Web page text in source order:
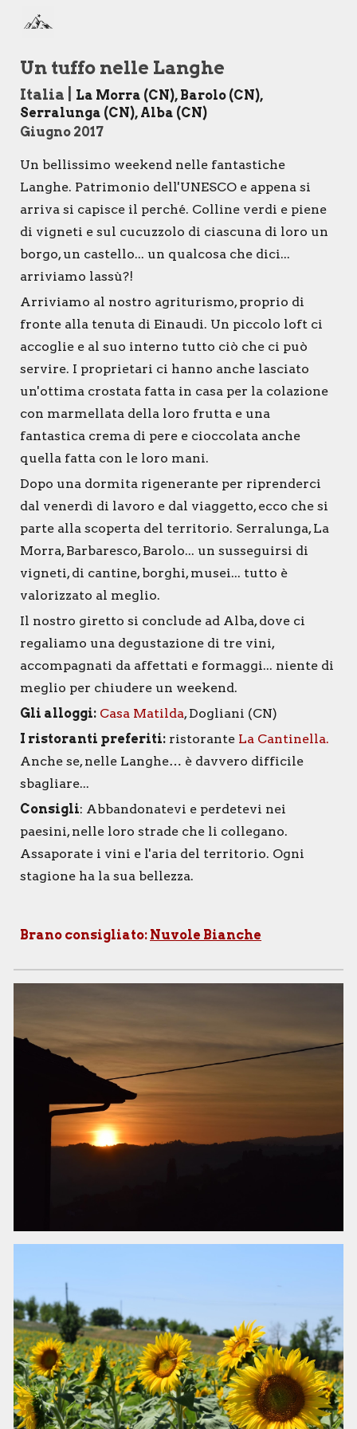
Skip to main content
Un tuffo nelle Langhe
Italia
La Morra (CN), Barolo (CN),
Serralunga (CN), Alba (CN)
Giugno 2017
Un bellissimo weekend nelle fantastiche
Langhe. Patrimonio dell'UNESCO e appena si
arriva si capisce il perché. Colline verdi e piene
di vigneti e sul cucuzzolo di ciascuna di loro un
borgo, un castello... un qualcosa che dici...
arriviamo lassù?!
Arriviamo al nostro agriturismo, proprio di
fronte alla tenuta di Einaudi. Un piccolo loft ci
accoglie e al suo interno tutto ciò che ci può
servire. I proprietari ci hanno anche lasciato
un'ottima crostata fatta in casa per la colazione
con marmellata della loro frutta e una
fantastica crema di pere e cioccolata anche
quella fatta con le loro mani.
Dopo una dormita rigenerante per riprenderci
dal venerdì di lavoro e dal viaggetto, ecco che si
parte alla scoperta del territorio. Serralunga, La
Morra, Barbaresco, Barolo... un susseguirsi di
vigneti, di cantine, borghi, musei... tutto è
valorizzato al meglio.
Il nostro giretto si conclude ad Alba, dove ci
regaliamo una degustazione di tre vini,
accompagnati da affettati e formaggi... niente di
meglio per chiudere un weekend.
Gli alloggi: Casa Matilda, Dogliani (CN)
I ristoranti preferiti: ristorante La Cantinella.
Anche se, nelle Langhe… è davvero difficile
sbagliare...
Consigli: Abbandonatevi e perdetevi nei
paesini, nelle loro strade che li collegano.
Assaporate i vini e l'aria del territorio. Ogni
stagione ha la sua bellezza.
Brano consigliato: Nuvole Bianche